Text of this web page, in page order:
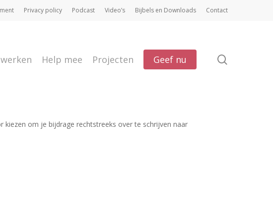
Privacy policy Podcast Video’s Bijbels en Downloads Contact
Help mee Projecten Geef nu
kiezen om je bijdrage rechtstreeks over te schrijven naar